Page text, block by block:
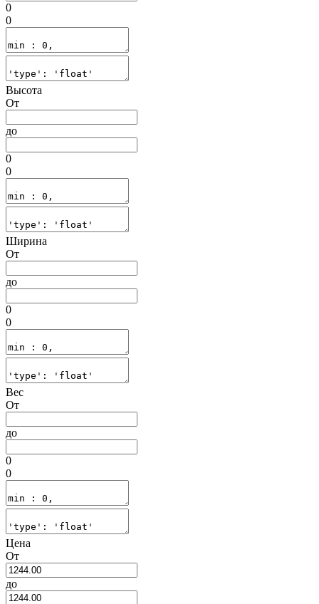
0
0
Высота
От
до
0
0
Ширина
От
до
0
0
Вес
От
до
0
0
Цена
От
до